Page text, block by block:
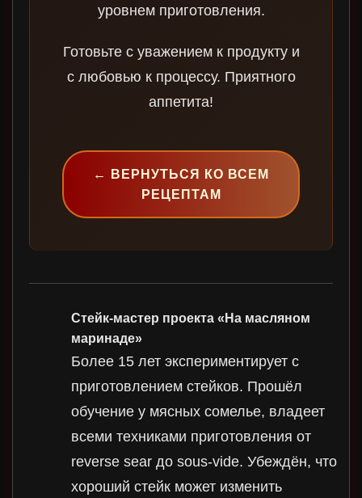
уровнем приготовления.
Готовьте с уважением к продукту и
с любовью к процессу. Приятного
аппетита!
← ВЕРНУТЬСЯ КО ВСЕМ
РЕЦЕПТАМ
Стейк-мастер проекта «На масляном
маринаде»
Более 15 лет экспериментирует с
приготовлением стейков. Прошёл
обучение у мясных сомелье, владеет
всеми техниками приготовления от
reverse sear до sous-vide. Убеждён, что
хороший стейк может изменить